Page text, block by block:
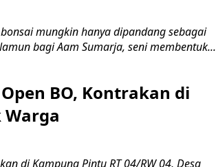
mungkin hanya dipandang sebagai
bagi Aam Sumarja, seni membentuk...
BO, Kontrakan di
Warga
di Kampung Pintu RT 04/RW 04, Desa